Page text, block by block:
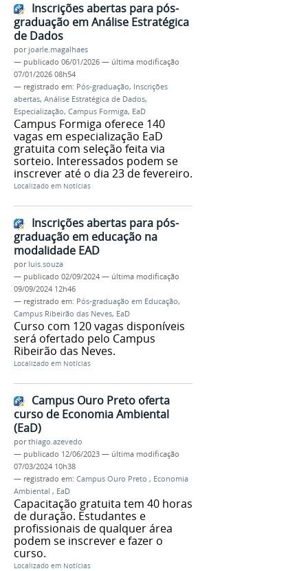
Inscrições abertas para pós-
graduação em Análise Estratégica
de Dados
por joarle.magalhaes
— publicado 06/01/2026 — última modificação
07/01/2026 08h54
— registrado em: Pós-graduação, Inscrições
abertas, Análise Estratégica de Dados,
Especialização, Campus Formiga, EaD
Campus Formiga oferece 140
vagas em especialização EaD
gratuita com seleção feita via
sorteio. Interessados podem se
inscrever até o dia 23 de fevereiro.
Localizado em Notícias
Inscrições abertas para pós-
graduação em educação na
modalidade EAD
por luis.souza
— publicado 02/09/2024 — última modificação
09/09/2024 12h46
— registrado em: Pós-graduação em Educação,
Campus Ribeirão das Neves, EaD
Curso com 120 vagas disponíveis
será ofertado pelo Campus
Ribeirão das Neves.
Localizado em Notícias
Campus Ouro Preto oferta
curso de Economia Ambiental
(EaD)
porthiago.azevedo
— publicado 12/06/2023 — última modificação
07/03/2024 10h38
— registrado em: Campus Ouro Preto , Economia
Ambiental , EaD
Capacitação gratuita tem 40 horas
de duração. Estudantes e
profissionais de qualquer área
podem se inscrever e fazer o
curso.
Localizado em Notícias